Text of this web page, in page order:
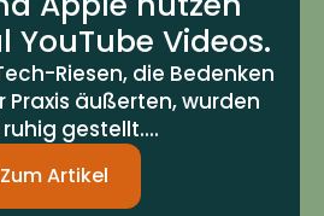
YouTube Videos.
Riesen, die Bedenken
äußerten, wurden
gestellt....
Zum Artikel